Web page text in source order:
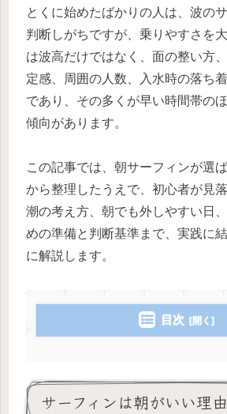
とくに始めたばかりの人は、波の
判断しがちですが、乗りやすさを
は波高だけではなく、面の整い方
定感、周囲の人数、入水時の落ち
であり、その多くが早い時間帯の
傾向があります。
この記事では、朝サーフィンが選
から整理したうえで、初心者が見
潮の考え方、朝でも外しやすい日
めの準備と判断基準まで、実践に
に解説します。
目次
サーフィンは朝がいい理由